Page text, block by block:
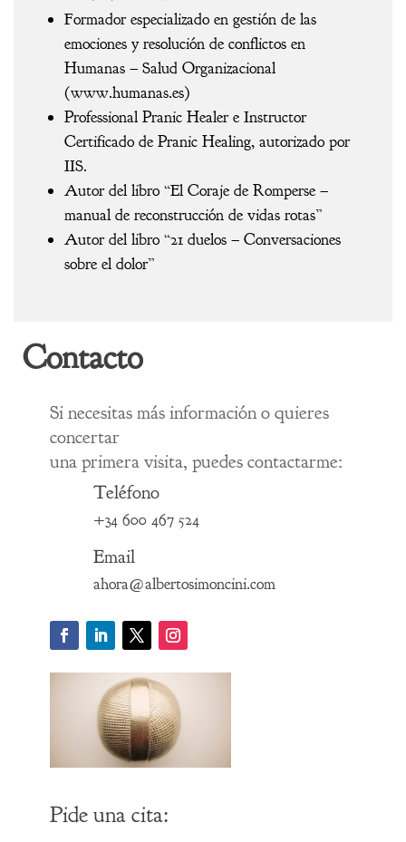
Formador especializado en gestión de las
emociones y resolución de conflictos en
Humanas – Salud Organizacional
(www.humanas.es)
Professional Pranic Healer e Instructor
Certificado de Pranic Healing, autorizado por
IIS.
Autor del libro “El Coraje de Romperse –
manual de reconstrucción de vidas rotas”
Autor del libro “21 duelos – Conversaciones
sobre el dolor”
Contacto
Si necesitas más información o quieres
concertar
una primera visita, puedes contactarme:
Teléfono
+34 600 467 524
Email
ahora@albertosimoncini.com
Pide una cita: